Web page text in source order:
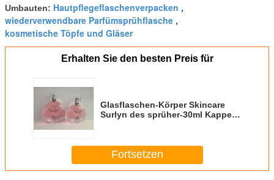
Umbauten: Hautpflegeflaschenverpacken ,
wiederverwendbare Parfümsprühflasche ,
kosmetische Töpfe und Gläser
Erhalten Sie den besten Preis für
Glasflaschen-Körper Skincare
Surlyn des sprüher-30ml Kappen-
Fortsetzen